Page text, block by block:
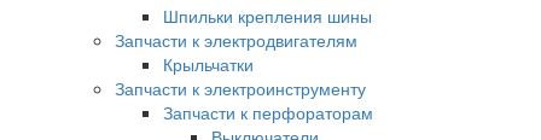
Шпильки крепления шины
Запчасти к электродвигателям
Крыльчатки
Запчасти к электроинструменту
Запчасти к перфораторам